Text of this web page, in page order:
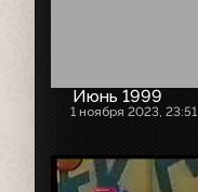
Июнь 1999
1 ноября 2023, 23:51